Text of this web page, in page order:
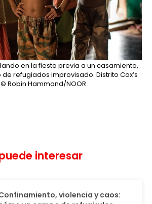
en la fiesta previa a un casamiento,
refugiados improvisado. Distrito Cox’s
© Robin Hammond/NOOR
interesar
violencia y caos: